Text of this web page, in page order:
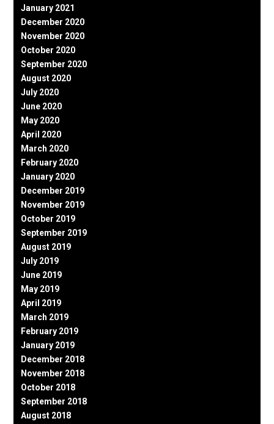
January 2021
December 2020
November 2020
October 2020
September 2020
August 2020
July 2020
June 2020
May 2020
April 2020
March 2020
February 2020
January 2020
December 2019
November 2019
October 2019
September 2019
August 2019
July 2019
June 2019
May 2019
April 2019
March 2019
February 2019
January 2019
December 2018
November 2018
October 2018
September 2018
August 2018